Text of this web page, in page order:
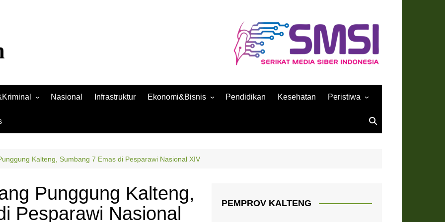
Nasional Infrastruktur Ekonomi&Bisnis
Ekonomi
Pendidikan Kesehatan Peristiwa
Kalteng, Sumbang 7 Emas di Pesparawi Nasional XIV
Punggung Kalteng,
Pesparawi Nasional
PEMPROV KALTENG